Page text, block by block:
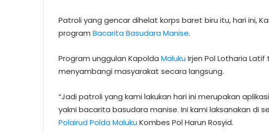
Patroli yang gencar dihelat korps baret biru itu, hari ini,
program Bacarita Basudara Manise.
Program unggulan Kapolda MalukuIrjen Pol Lotharia
menyambangi masyarakat secara langsung.
“Jadi patroli yang kami lakukan hari ini merupakan
yakni bacarita basudara manise. Ini kami laksanakan di
Polairud Polda MalukuKombes Pol Harun Rosyid.